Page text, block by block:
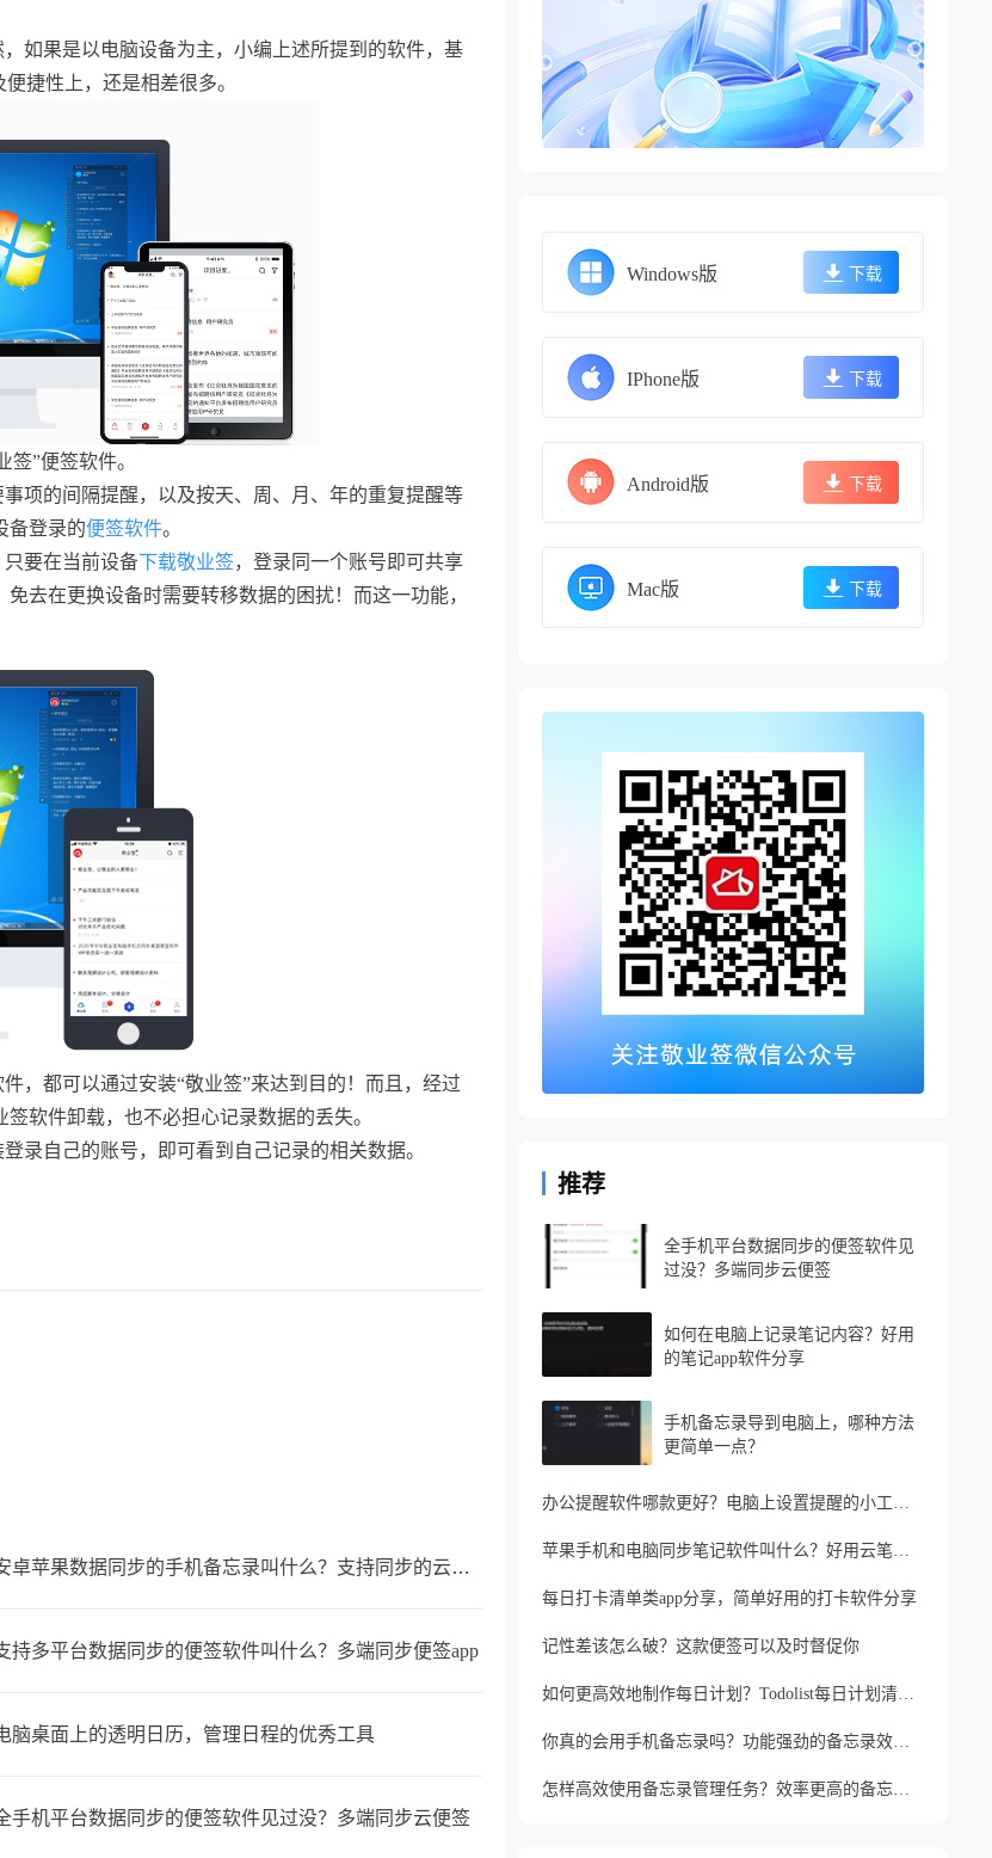
如果是以电脑设备为主，小编上述所提到的软件，基
捷性上，还是相差很多。
”便签软件。
项的间隔提醒，以及按天、周、月、年的重复提醒等
备登录的便签软件。
要在当前设备下载敬业签，登录同一个账号即可共享
去在更换设备时需要转移数据的困扰！而这一功能，
，都可以通过安装“敬业签”来达到目的！而且，经过
软件卸载，也不必担心记录数据的丢失。
录自己的账号，即可看到自己记录的相关数据。
安卓苹果数据同步的手机备忘录叫什么？支持同步的云备忘录
持多平台数据同步的便签软件叫什么？多端同步便签app
脑桌面上的透明日历，管理日程的优秀工具
手机平台数据同步的便签软件见过没？多端同步云便签
Windows版 下载
IPhone版 下载
Android版 下载
Mac版 下载
推荐
全手机平台数据同步的便签软件见
过没？多端同步云便签
如何在电脑上记录笔记内容？好用
的笔记app软件分享
手机备忘录导到电脑上，哪种方法
更简单一点？
办公提醒软件哪款更好？电脑上设置提醒的小工具推荐
苹果手机和电脑同步笔记软件叫什么？好用云笔记软件分享
每日打卡清单类app分享，简单好用的打卡软件分享
记性差该怎么破？这款便签可以及时督促你
如何更高效地制作每日计划？Todolist每日计划清单制作方法
你真的会用手机备忘录吗？功能强劲的备忘录效率工具
怎样高效使用备忘录管理任务？效率更高的备忘录app